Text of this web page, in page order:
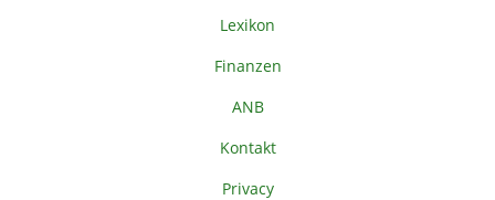
Lexikon
Finanzen
ANB
Kontakt
Privacy